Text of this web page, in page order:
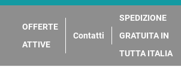
Passa
contenuto
principale
OFFERTE
ATTIVE
Contatti
SPEDIZIONE
GRATUITA IN
TUTTA ITALIA